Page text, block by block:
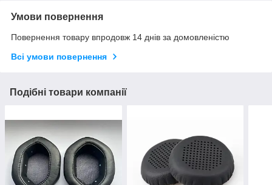
Умови повернення
Повернення товару впродовж 14 днів за домовленістю
Всі умови повернення
Подібні товари компанії